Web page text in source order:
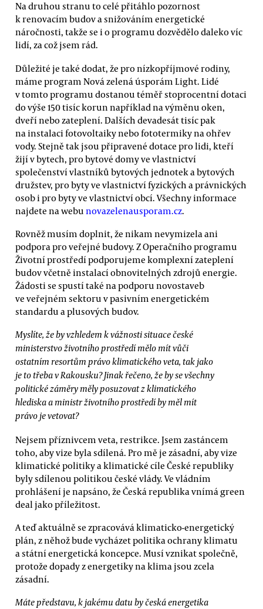
Na druhou stranu to celé přitáhlo pozornost
k renovacím budov a snižováním energetické
náročnosti, takže se i o programu dozvědělo daleko víc
lidí, za což jsem rád.
Důležité je také dodat, že pro nízkopříjmové rodiny,
máme program Nová zelená úsporám Light. Lidé
v tomto programu dostanou téměř stoprocentní dotaci
do výše 150 tisíc korun například na výměnu oken,
dveří nebo zateplení. Dalších devadesát tisíc pak
na instalaci fotovoltaiky nebo fototermiky na ohřev
vody. Stejně tak jsou připravené dotace pro lidi, kteří
žijí v bytech, pro bytové domy ve vlastnictví
společenství vlastníků bytových jednotek a bytových
družstev, pro byty ve vlastnictví fyzických a právnických
osob i pro byty ve vlastnictví obcí. Všechny informace
najdete na webu novazelenausporam.cz.
Rovněž musím doplnit, že nikam nevymizela ani
podpora pro veřejné budovy. Z Operačního programu
Životní prostředí podporujeme komplexní zateplení
budov včetně instalací obnovitelných zdrojů energie.
Žádosti se spustí také na podporu novostaveb
ve veřejném sektoru v pasivním energetickém
standardu a plusových budov.
Myslíte, že by vzhledem k vážnosti situace české
ministerstvo životního prostředí mělo mít vůči
ostatním resortům právo klimatického veta, tak jako
je to třeba v Rakousku? Jinak řečeno, že by se všechny
politické záměry měly posuzovat z klimatického
hlediska a ministr životního prostředí by měl mít
právo je vetovat?
Nejsem příznivcem veta, restrikce. Jsem zastáncem
toho, aby vize byla sdílená. Pro mě je zásadní, aby vize
klimatické politiky a klimatické cíle České republiky
byly sdílenou politikou české vlády. Ve vládním
prohlášení je napsáno, že Česká republika vnímá green
deal jako příležitost.
A teď aktuálně se zpracovává klimaticko-energetický
plán, z něhož bude vycházet politika ochrany klimatu
a státní energetická koncepce. Musí vznikat společně,
protože dopady z energetiky na klima jsou zcela
zásadní.
Máte představu, k jakému datu by česká energetika